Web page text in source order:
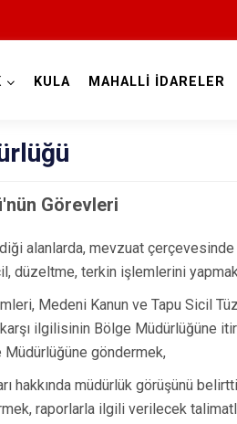
KULA MAHALLİ İDARELER
Görevleri
alanlarda, mevzuat çerçevesinde
düzeltme, terkin işlemlerini
Medeni Kanun ve Tapu Sicil
ilgilisinin Bölge Müdürlüğüne
göndermek,
hakkında müdürlük görüşünü
raporlarla ilgili verilecek